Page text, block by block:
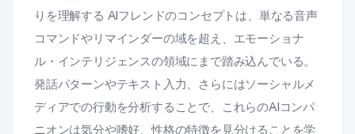
りを理解する AIフレンドのコンセプトは、単なる音声
コマンドやリマインダーの域を超え、エモーショナ
ル・インテリジェンスの領域にまで踏み込んでいる。
発話パターンやテキスト入力、さらにはソーシャルメ
ディアでの行動を分析することで、これらのAIコンパ
ニオンは気分や嗜好、性格の特徴を見分けることを学